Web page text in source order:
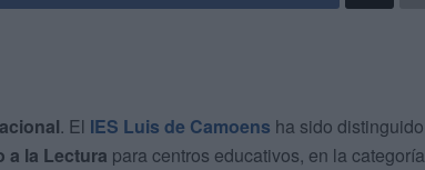
. El IES Luis de Camoens ha sido distinguido
a la Lectura para centros educativos, en la categoría